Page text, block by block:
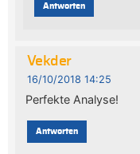
Antworten
Vekder
16/10/2018 14:25
Perfekte Analyse!
Antworten